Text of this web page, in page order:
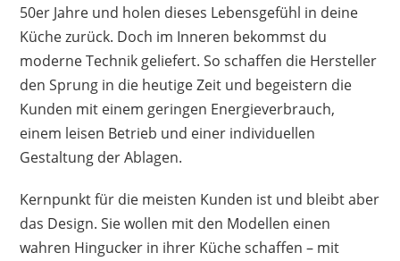
50er Jahre und holen dieses Lebensgefühl in deine
Küche zurück. Doch im Inneren bekommst du
moderne Technik geliefert. So schaffen die Hersteller
den Sprung in die heutige Zeit und begeistern die
Kunden mit einem geringen Energieverbrauch,
einem leisen Betrieb und einer individuellen
Gestaltung der Ablagen.
Kernpunkt für die meisten Kunden ist und bleibt aber
das Design. Sie wollen mit den Modellen einen
wahren Hingucker in ihrer Küche schaffen – mit